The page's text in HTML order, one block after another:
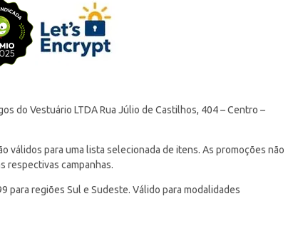
do Vestuário LTDA Rua Júlio de Castilhos, 404 – Centro –
válidos para uma lista selecionada de itens. As promoções não
respectivas campanhas.
para regiões Sul e Sudeste. Válido para modalidades